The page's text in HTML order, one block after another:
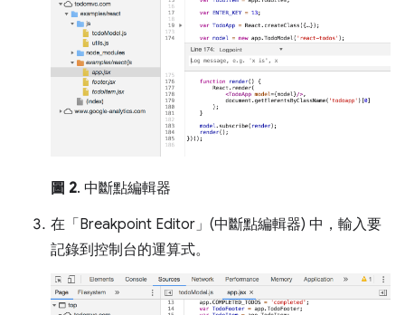
圖 2. 中斷點編輯器
在「Breakpoint Editor」(中斷點編輯器) 中，輸入要
記錄到控制台的運算式。